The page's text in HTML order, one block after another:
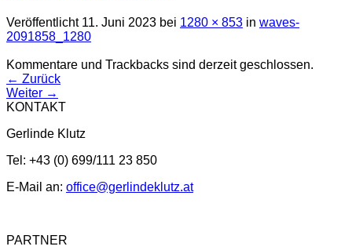
Veröffentlicht 11. Juni 2023 bei 1280 × 853 in waves-
2091858_1280
Kommentare und Trackbacks sind derzeit geschlossen.
← Zurück
Weiter →
KONTAKT
Gerlinde Klutz
Tel: +43 (0) 699/111 23 850
E-Mail an: office@gerlindeklutz.at
PARTNER